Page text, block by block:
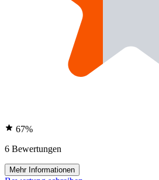
67%
6 Bewertungen
Mehr Informationen